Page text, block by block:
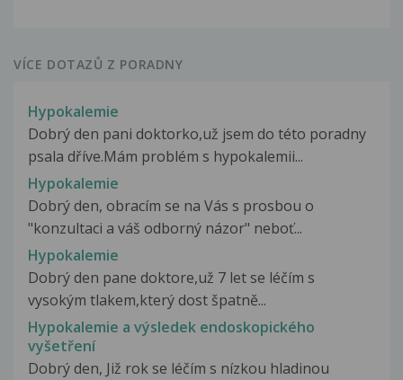
VÍCE DOTAZŮ Z PORADNY
Hypokalemie
Dobrý den pani doktorko,už jsem do této poradny
psala dříve.Mám problém s hypokalemii...
Hypokalemie
Dobrý den, obracím se na Vás s prosbou o
"konzultaci a váš odborný názor" neboť...
Hypokalemie
Dobrý den pane doktore,už 7 let se léčím s
vysokým tlakem,který dost špatně...
Hypokalemie a výsledek endoskopického
vyšetření
Dobrý den, Již rok se léčím s nízkou hladinou